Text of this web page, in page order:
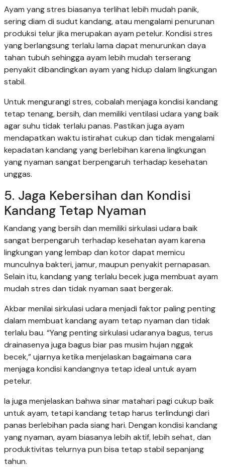
Ayam yang stres biasanya terlihat lebih mudah panik,
sering diam di sudut kandang, atau mengalami penurunan
produksi telur jika merupakan ayam petelur. Kondisi stres
yang berlangsung terlalu lama dapat menurunkan daya
tahan tubuh sehingga ayam lebih mudah terserang
penyakit dibandingkan ayam yang hidup dalam lingkungan
stabil.
Untuk mengurangi stres, cobalah menjaga kondisi kandang
tetap tenang, bersih, dan memiliki ventilasi udara yang baik
agar suhu tidak terlalu panas. Pastikan juga ayam
mendapatkan waktu istirahat cukup dan tidak mengalami
kepadatan kandang yang berlebihan karena lingkungan
yang nyaman sangat berpengaruh terhadap kesehatan
unggas.
5. Jaga Kebersihan dan Kondisi
Kandang Tetap Nyaman
Kandang yang bersih dan memiliki sirkulasi udara baik
sangat berpengaruh terhadap kesehatan ayam karena
lingkungan yang lembap dan kotor dapat memicu
munculnya bakteri, jamur, maupun penyakit pernapasan.
Selain itu, kandang yang terlalu becek juga membuat ayam
mudah stres dan tidak nyaman saat bergerak.
Akbar menilai sirkulasi udara menjadi faktor paling penting
dalam membuat kandang ayam tetap nyaman dan tidak
terlalu bau. “Yang penting sirkulasi udaranya bagus, terus
drainasenya juga bagus biar pas musim hujan nggak
becek,” ujarnya ketika menjelaskan bagaimana cara
menjaga kondisi kandangnya tetap ideal untuk ayam
petelur.
Ia juga menjelaskan bahwa sinar matahari pagi cukup baik
untuk ayam, tetapi kandang tetap harus terlindungi dari
panas berlebihan pada siang hari. Dengan kondisi kandang
yang nyaman, ayam biasanya lebih aktif, lebih sehat, dan
produktivitas telurnya pun bisa tetap stabil sepanjang
tahun.